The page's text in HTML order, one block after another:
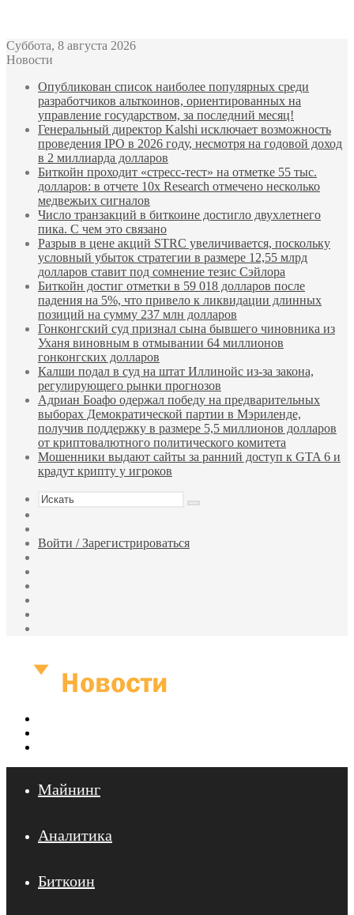
Суббота, 8 августа 2026
Новости
Опубликован список наиболее популярных среди
разработчиков альткоинов, ориентированных на
управление государством, за последний месяц!
Генеральный директор Kalshi исключает возможность
проведения IPO в 2026 году, несмотря на годовой доход
в 2 миллиарда долларов
Биткойн проходит «стресс-тест» на отметке 55 тыс.
долларов: в отчете 10x Research отмечено несколько
медвежьих сигналов
Число транзакций в биткоине достигло двухлетнего
пика. С чем это связано
Разрыв в цене акций STRC увеличивается, поскольку
условный убыток стратегии в размере 12,55 млрд
долларов ставит под сомнение тезис Сэйлора
Биткойн достиг отметки в 59 018 долларов после
падения на 5%, что привело к ликвидации длинных
позиций на сумму 237 млн долларов
Гонконгский суд признал сына бывшего чиновника из
Уханя виновным в отмывании 64 миллионов
гонконгских долларов
Калши подал в суд на штат Иллинойс из-за закона,
регулирующего рынки прогнозов
Адриан Боафо одержал победу на предварительных
выборах Демократической партии в Мэриленде,
получив поддержку в размере 5,5 миллионов долларов
от криптовалютного политического комитета
Мошенники выдают сайты за ранний доступ к GTA 6 и
крадут крипту у игроков
Искать
статья
Войти / Зарегистрироваться
Майнинг
Аналитика
Биткоин